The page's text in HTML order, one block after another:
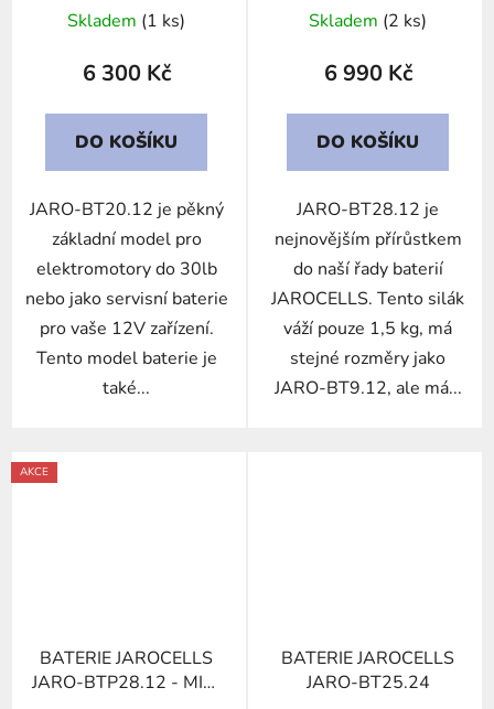
Skladem (1 ks)
6 300 Kč
DO KOŠÍKU
JARO-BT20.12 je pěkný
základní model pro
elektromotory do 30lb
nebo jako servisní baterie
pro vaše 12V zařízení.
Tento model baterie je
také...
Skladem (2 ks)
6 990 Kč
DO KOŠÍKU
JARO-BT28.12 je
nejnovějším přírůstkem
do naší řady baterií
JAROCELLS. Tento silák
váží pouze 1,5 kg, má
stejné rozměry jako
JARO-BT9.12, ale má...
AKCE
BATERIE JAROCELLS
JARO-BTP28.12 - MINI
BATERIE JAROCELLS
JARO-BT25.24